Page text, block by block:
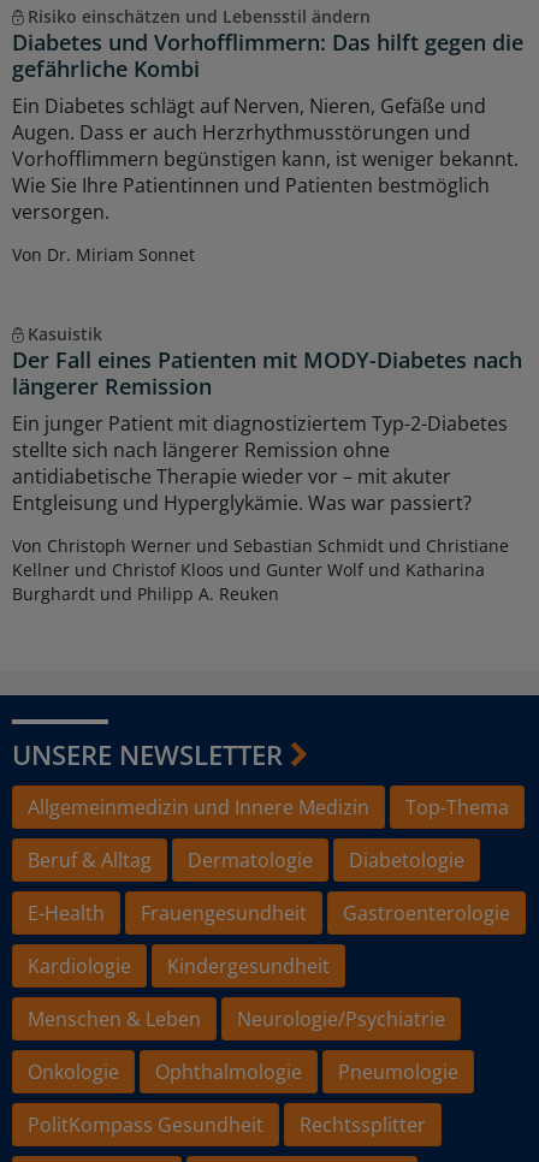
Risiko einschätzen und Lebensstil ändern
Diabetes und Vorhofflimmern: Das hilft gegen die
gefährliche Kombi
Ein Diabetes schlägt auf Nerven, Nieren, Gefäße und
Augen. Dass er auch Herzrhythmusstörungen und
Vorhofflimmern begünstigen kann, ist weniger bekannt.
Wie Sie Ihre Patientinnen und Patienten bestmöglich
versorgen.
Von Dr. Miriam Sonnet
Kasuistik
Der Fall eines Patienten mit MODY-Diabetes nach
längerer Remission
Ein junger Patient mit diagnostiziertem Typ-2-Diabetes
stellte sich nach längerer Remission ohne
antidiabetische Therapie wieder vor – mit akuter
Entgleisung und Hyperglykämie. Was war passiert?
Von Christoph Werner und Sebastian Schmidt und Christiane
Kellner und Christof Kloos und Gunter Wolf und Katharina
Burghardt und Philipp A. Reuken
UNSERE NEWSLETTER
Allgemeinmedizin und Innere Medizin
Top-Thema
Beruf & Alltag
Dermatologie
Diabetologie
E-Health
Frauengesundheit
Gastroenterologie
Kardiologie
Kindergesundheit
Menschen & Leben
Neurologie/Psychiatrie
Onkologie
Ophthalmologie
Pneumologie
PolitKompass Gesundheit
Rechtssplitter